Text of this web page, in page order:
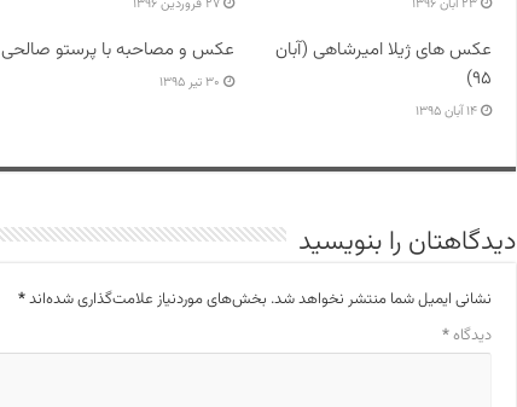
۲۳ آبان ۱۳۹۶ ۲۷ فروردین ۱۳۹۶
عکس های ژیلا امیرشاهی (آبان
۹۵)
۱۴ آبان ۱۳۹۵
عکس و مصاحبه با پرستو صالحی
۳۰ تیر ۱۳۹۵
دیدگاهتان را بنویسید
نشانی ایمیل شما منتشر نخواهد شد. بخش‌های موردنیاز علامت‌گذاری شده‌اند*
دیدگاه*